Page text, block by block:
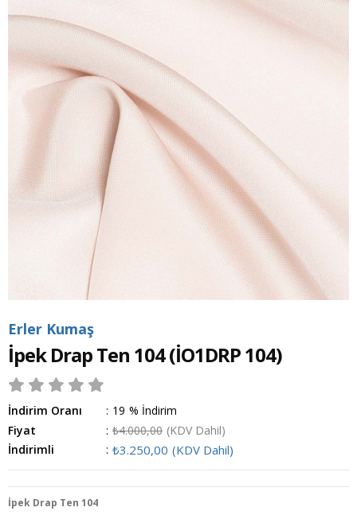
Erler Kumaş
İpek Drap Ten 104(İO1DRP 104)
İndirim Oranı : %
19
İndirim
Fiyat
: ₺4.000,00 (KDV Dahil)
İndirimli
: ₺3.250,00 (KDV Dahil)
İpek Drap Ten 104